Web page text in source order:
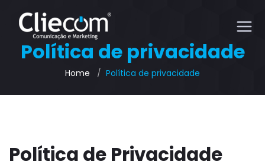
Política de privacidade
Home Política de privacidade
Política de Privacidade